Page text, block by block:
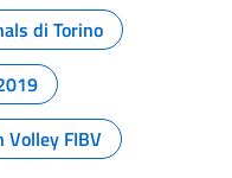
di Torino
Volley FIBV